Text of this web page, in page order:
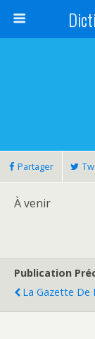
Partager
À venir
Publication
La Gazette De